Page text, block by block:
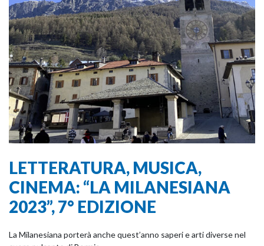
LETTERATURA, MUSICA,
CINEMA: “LA MILANESIANA
2023”, 7° EDIZIONE
La Milanesiana porterà anche quest’anno saperi e arti diverse nel